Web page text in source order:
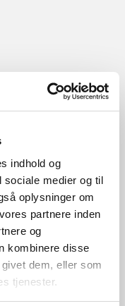
indhold og
sociale medier og til
oplysninger om
partnere inden
og
kombinere disse
dem, eller som
tjenester.
Dimensions
for harsh